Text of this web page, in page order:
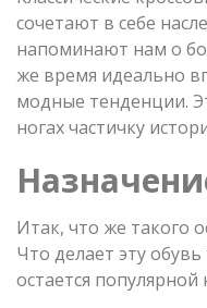
сочетают в себе
напоминают нам о
же время идеально
модные тенденции.
ногах частичку
Итак, что же такого
Что делает эту
остается